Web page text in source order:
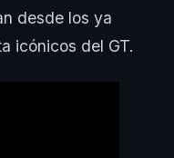
desde los ya
icónicos del GT.